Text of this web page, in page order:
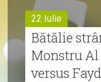
22 Iulie
Bătălie
Monstru Al
versus